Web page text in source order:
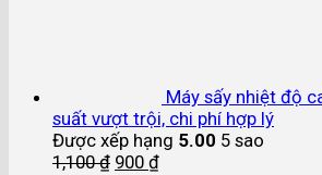
Máy sấy nhiệt độ
suất vượt trội, chi phí hợp lý
Được xếp hạng 5.00 5 sao
1,100₫ 900 ₫